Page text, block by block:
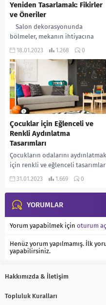
Yeniden Tasarlamak: Fikirler
ve Öneriler
Salon dekorasyonunda
bölmeler, mekanın ihtiyacına
göre özenle seçilen ve
oluşturmak için kullanılır.
Bölmeler, mekanın fonksiyonel...
18.01.2023 1.268 0
Çocuklar için Eğlenceli ve
Renkli Aydınlatma
Tasarımları
Çocukların odalarını aydınlatmak
için renkli ve eğlenceli tasarımlar
kullanmak hem odaların güzel
çocuklar için rahat bir...
31.01.2023 1.669 0
YORUMLAR
Yorum yapabilmek için oturum
Henüz yorum yapılmamış. İlk
yapabilirsiniz.
Hakkımızda & İletişim
Topluluk Kuralları